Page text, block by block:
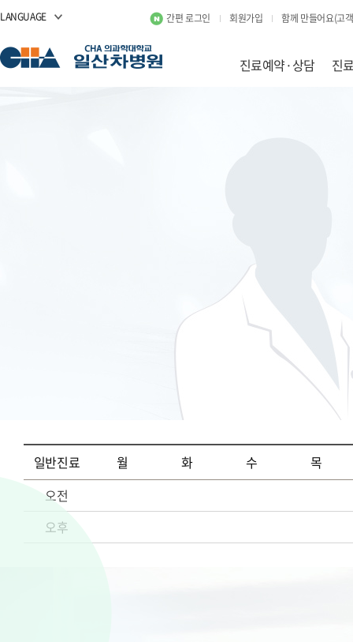
LANGUAGE 간편 로그인 회원가입 함께 만들어요(고
진료예약·상담 진
일반진료 월 화 수
목
오전
오후